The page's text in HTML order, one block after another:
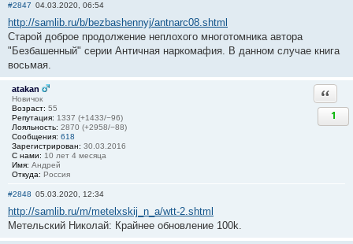
#2847 04.03.2020, 06:54
http://samlib.ru/b/bezbashennyj/antnarc08.shtml
Старой доброе продолжение неплохого многотомника автора
"Безбашенный" серии Античная наркомафия. В данном случае книга
восьмая.
atakan
Новичок
Возраст: 55
Репутация: 1337 (+1433/−96)
Лояльность: 2870 (+2958/−88)
Сообщения: 618
Зарегистрирован: 30.03.2016
С нами: 10 лет 4 месяца
Имя: Андрей
Откуда: Россия
1
#2848 05.03.2020, 12:34
http://samlib.ru/m/metelxskij_n_a/wtt-2.shtml
Метельский Николай: Крайнее обновление 100k.